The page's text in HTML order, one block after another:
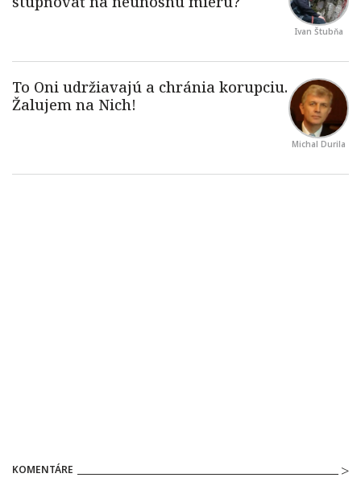
Ivan Štubňa
Michal Durila
KOMENTÁRE